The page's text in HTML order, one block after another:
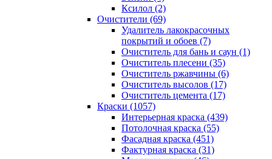
Ксилол (2)
Очистители (69)
Удалитель лакокрасочных
покрытий и обоев (7)
Очиститель для бань и саун (1)
Очиститель плесени (35)
Очиститель ржавчины (6)
Очиститель высолов (17)
Очиститель цемента (17)
Краски (1057)
Интерьерная краска (439)
Потолочная краска (55)
Фасадная краска (451)
Фактурная краска (31)